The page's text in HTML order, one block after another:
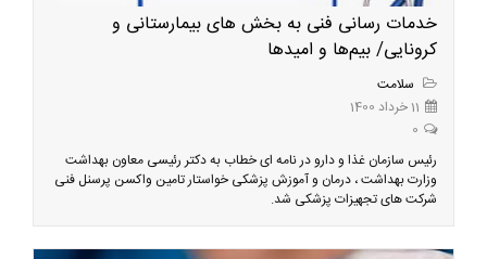
خدمات رسانی فنی به بخش های بیمارستانی و
کرونایی/ بیم‌ها و امیدها
سلامت
11 خرداد 1400
0
رئیس سازمان غذا و دارو در نامه ای خطاب به دکتر رئیسی معاون بهداشت
وزارت بهداشت ، درمان و آموزش پزشکی خواستار تامین واکسن پرسنل فنی
شرکت های تجهیزات پزشکی شد.